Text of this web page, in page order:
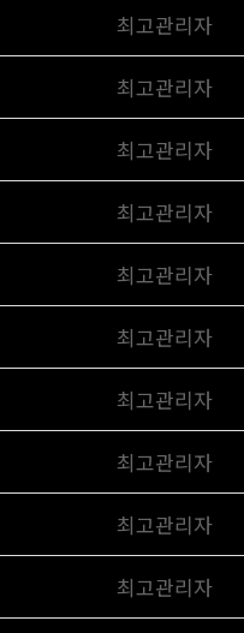
최고관리자
최고관리자
최고관리자
최고관리자
최고관리자
최고관리자
최고관리자
최고관리자
최고관리자
최고관리자